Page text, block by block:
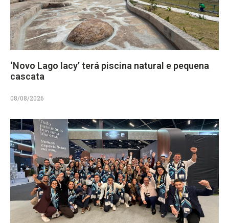
‘Novo Lago Iacy’ terá piscina natural e pequena
cascata
08/08/2026